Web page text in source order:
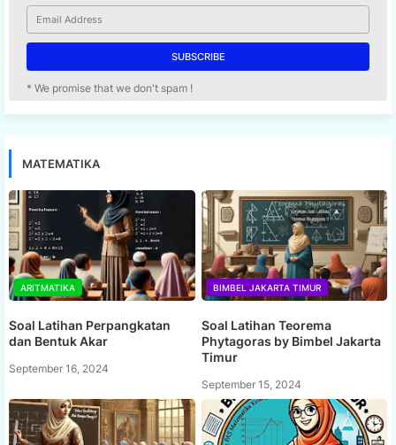
* We promise that we don't spam !
MATEMATIKA
ARITMATIKA
Soal Latihan Perpangkatan
dan Bentuk Akar
September 16, 2024
BIMBEL JAKARTA TIMUR
Soal Latihan Teorema
Phytagoras by Bimbel Jakarta
Timur
September 15, 2024